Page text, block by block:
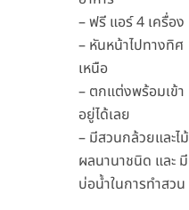
– ฟรี แอร์ 4 เครื่อง
– หันหน้าไปทางทิศ
เหนือ
– ตกแต่งพร้อมเข้า
อยู่ได้เลย
– มีสวนกล้วยและไม้
ผลนานาชนิด และ มี
บ่อน้ำในการทำสวน